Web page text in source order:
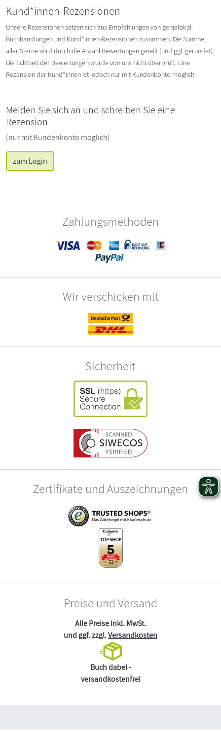
Kund*innen-Rezensionen
Unsere Rezensionen setzen sich aus Empfehlungen von genialokal-
Buchhandlungen und Kund*innen-Rezensionen zusammen. Die Summe
aller Sterne wird durch die Anzahl Bewertungen geteilt (und ggf. gerundet).
Die Echtheit der Bewertungen wurde von uns nicht überprüft. Eine
Rezension der Kund*innen ist jedoch nur mit Kundenkonto möglich.
Melden Sie sich an und schreiben Sie eine
Rezension
(nur mit Kundenkonto möglich)
zum Login
Zahlungsmethoden
Wir verschicken mit
Sicherheit
Zertifikate und Auszeichnungen
Preise und Versand
Alle Preise inkl. MwSt.
und ggf. zzgl.Versandkosten
Buch dabei -
versandkostenfrei